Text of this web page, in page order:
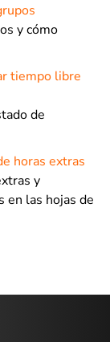
y cómo
tiempo libre
de
horas extras
y
en las hojas de